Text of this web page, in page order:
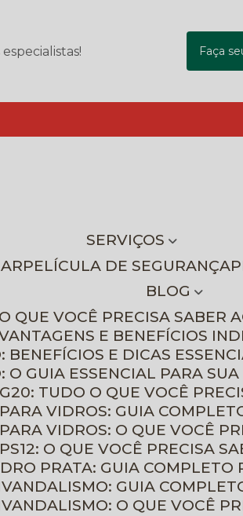
Faça
SERVIÇOS
PELÍCULA DE SEGURANÇA
BLOG
QUE VOCÊ PRECISA SABER
E BENEFÍCIOS
BENEFÍCIOS E DICAS
O GUIA ESSENCIAL PARA
TUDO O QUE VOCÊ
VIDROS: GUIA
VIDROS: O QUE VOCÊ
O QUE VOCÊ PRECISA
PRATA: GUIA COMPLETO
GUIA
O QUE VOCÊ